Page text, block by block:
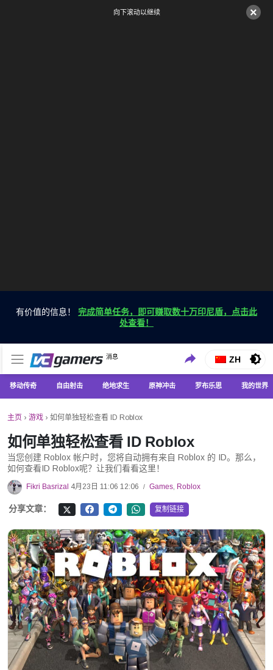
×
向下滚动以继续
有价值的信息！ 完成简单任务，即可赚取数十万印尼盾，点击此
处查看！
VC游戏新闻
消息
仅在 VCGamers 获取最新的游戏新闻
ZH
移动传奇 自由射击 绝地求生 原神冲击 罗布乐思 我的世界
主页 › 游戏 › 如何单独轻松查看 ID Roblox
如何单独轻松查看 ID Roblox
当您创建 Roblox 帐户时，您将自动拥有来自 Roblox 的 ID。那么，
如何查看ID Roblox呢？让我们看看这里！
Fikri Basrizal 4月23日 11:06 12:06 / Games, Roblox
分享文章： 复制链接